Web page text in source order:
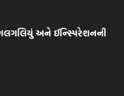
અને ઈન્સ્પિરેશનની